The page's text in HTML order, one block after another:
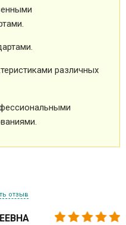
различных
отзыв